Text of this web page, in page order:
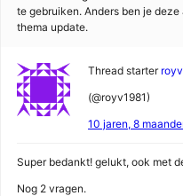
te gebruiken. Anders ben je
thema update.
Thread starter
(@royv1981)
10 jaren, 8
Super bedankt! gelukt, ook met
Nog 2 vragen.